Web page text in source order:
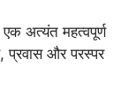
एक अत्यंत महत्वपूर्ण
प्रवास और परस्पर